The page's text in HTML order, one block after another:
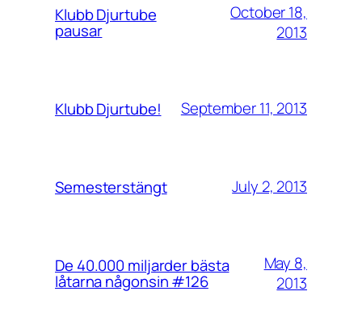
Klubb Djurtube
pausar
October 18,
2013
Klubb Djurtube! September 11, 2013
Semesterstängt July 2, 2013
De 40.000 miljarder bästa
låtarna någonsin #126
May 8,
2013